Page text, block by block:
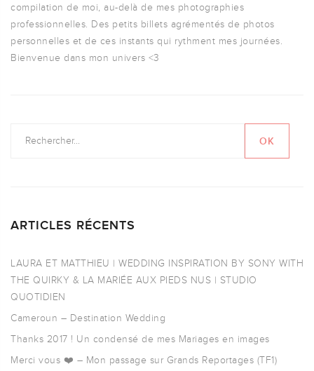
compilation de moi, au-delà de mes photographies
professionnelles. Des petits billets agrémentés de photos
personnelles et de ces instants qui rythment mes journées.
Bienvenue dans mon univers <3
ARTICLES RÉCENTS
LAURA ET MATTHIEU | WEDDING INSPIRATION BY SONY WITH
THE QUIRKY & LA MARIÉE AUX PIEDS NUS | STUDIO
QUOTIDIEN
Cameroun – Destination Wedding
Thanks 2017 ! Un condensé de mes Mariages en images
Merci vous ❤️ – Mon passage sur Grands Reportages (TF1)